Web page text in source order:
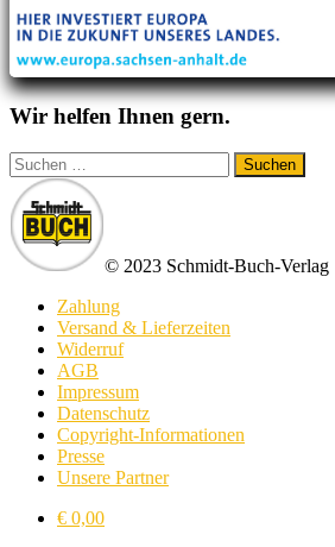
Wir helfen Ihnen gern.
Suchen
nach:
© 2023 Schmidt-Buch-Verlag
Zahlung
Versand & Lieferzeiten
Widerruf
AGB
Impressum
Datenschutz
Copyright-Informationen
Presse
Unsere Partner
€ 0,00